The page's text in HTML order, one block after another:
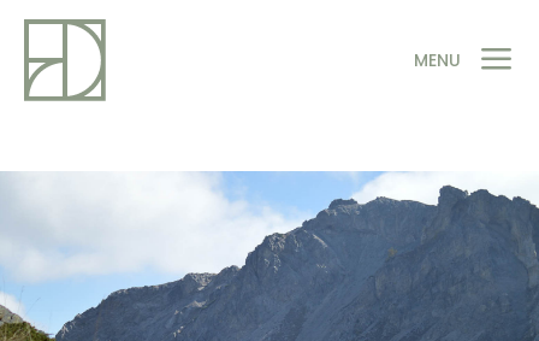
MENU a